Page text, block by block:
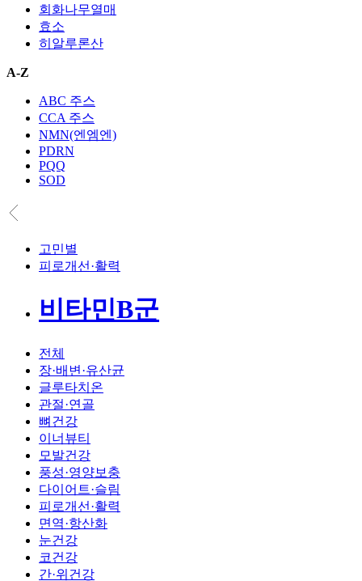
회화나무열매
효소
히알루론산
A-Z
ABC 주스
CCA 주스
NMN(엔엠엔)
PDRN
PQQ
SOD
고민별
피로개선·활력
비타민B군
전체
장·배변·유산균
글루타치온
관절·연골
뼈건강
이너뷰티
모발건강
풍성·영양보충
다이어트·슬림
피로개선·활력
면역·항산화
눈건강
코건강
간·위건강